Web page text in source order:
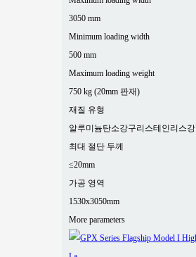
3050 mm
Minimum loading width
500 mm
Maximum loading weight
750 kg (20mm 판재)
재질 유형
알루미늄탄소강구리스테인리스강
최대 절단 두께
≤20mm
가공 영역
1530x3050mm
More parameters